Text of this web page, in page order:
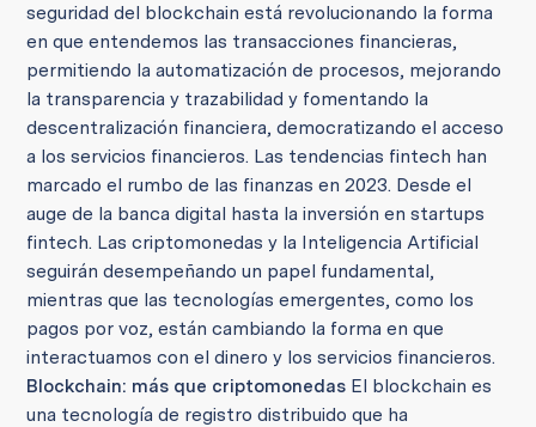
seguridad del blockchain está revolucionando la forma
en que entendemos las transacciones financieras,
permitiendo la automatización de procesos, mejorando
la transparencia y trazabilidad y fomentando la
descentralización financiera, democratizando el acceso
a los servicios financieros. Las tendencias fintech han
marcado el rumbo de las finanzas en 2023. Desde el
auge de la banca digital hasta la inversión en startups
fintech. Las criptomonedas y la Inteligencia Artificial
seguirán desempeñando un papel fundamental,
mientras que las tecnologías emergentes, como los
pagos por voz, están cambiando la forma en que
interactuamos con el dinero y los servicios financieros.
Blockchain: más que criptomonedas El blockchain es
una tecnología de registro distribuido que ha